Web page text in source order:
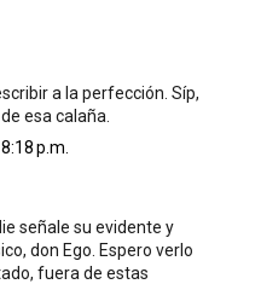
a la perfección. Síp,
esa calaña.
p.m.
señale su evidente y
don Ego. Espero verlo
fuera de estas